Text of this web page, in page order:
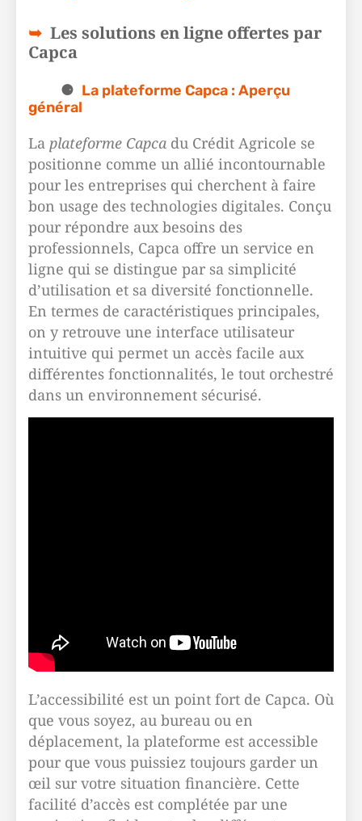
Les solutions en ligne offertes par
Capca
La plateforme Capca : Aperçu
général
La plateforme Capca du Crédit Agricole se
positionne comme un allié incontournable
pour les entreprises qui cherchent à faire
bon usage des technologies digitales. Conçu
pour répondre aux besoins des
professionnels, Capca offre un service en
ligne qui se distingue par sa simplicité
d’utilisation et sa diversité fonctionnelle.
En termes de caractéristiques principales,
on y retrouve une interface utilisateur
intuitive qui permet un accès facile aux
différentes fonctionnalités, le tout orchestré
dans un environnement sécurisé.
L’accessibilité est un point fort de Capca. Où
que vous soyez, au bureau ou en
déplacement, la plateforme est accessible
pour que vous puissiez toujours garder un
œil sur votre situation financière. Cette
facilité d’accès est complétée par une